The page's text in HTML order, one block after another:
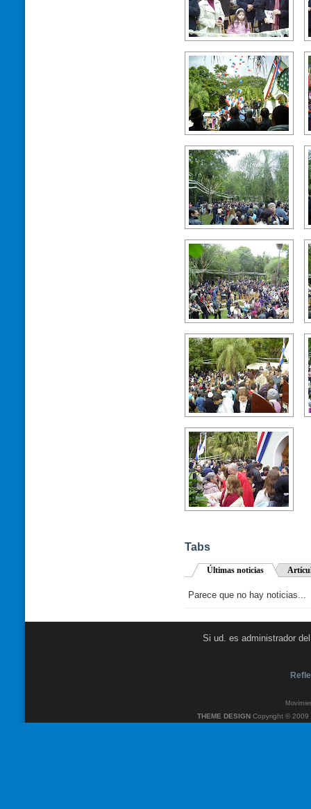
Tabs
Últimas noticias
Parece que no hay noticias...
Si ud. es administrador
THEME DESIGNCopyright © 2009